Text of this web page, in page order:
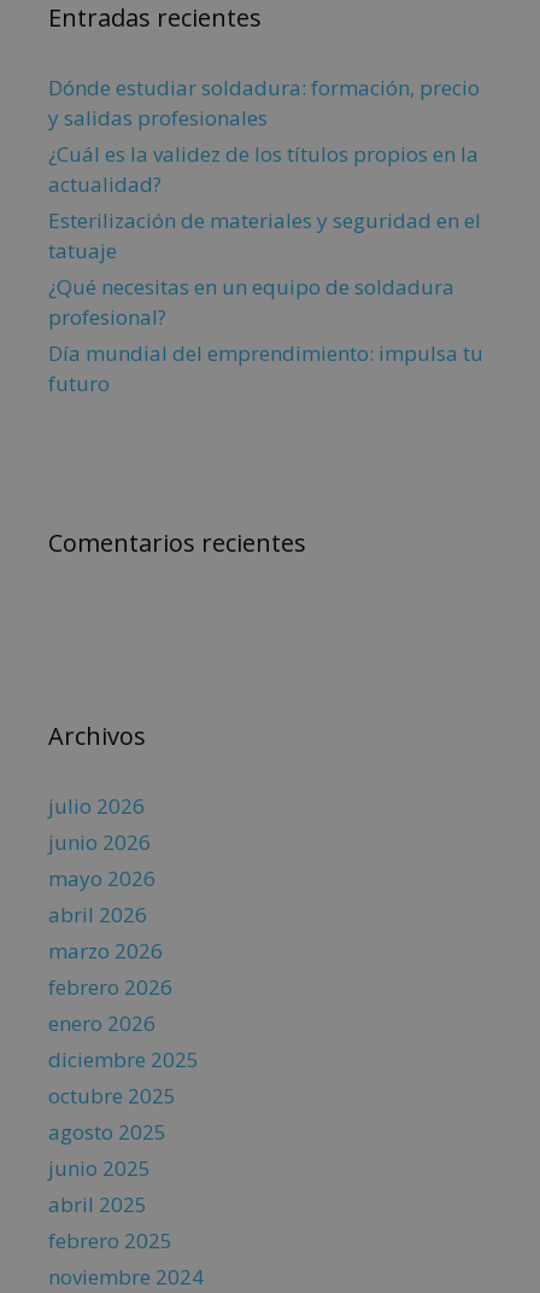
Entradas recientes
Dónde estudiar soldadura: formación, precio
y salidas profesionales
¿Cuál es la validez de los títulos propios en la
actualidad?
Esterilización de materiales y seguridad en el
tatuaje
¿Qué necesitas en un equipo de soldadura
profesional?
Día mundial del emprendimiento: impulsa tu
futuro
Comentarios recientes
Archivos
julio 2026
junio 2026
mayo 2026
abril 2026
marzo 2026
febrero 2026
enero 2026
diciembre 2025
octubre 2025
agosto 2025
junio 2025
abril 2025
febrero 2025
noviembre 2024